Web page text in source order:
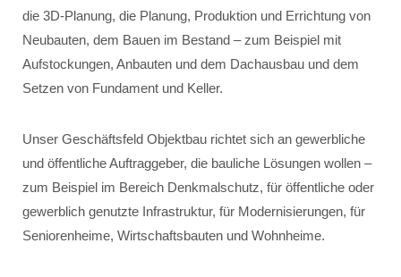
die 3D-Planung, die Planung, Produktion und Errichtung von
Neubauten, dem Bauen im Bestand – zum Beispiel mit
Aufstockungen, Anbauten und dem Dachausbau und dem
Setzen von Fundament und Keller.
Unser Geschäftsfeld Objektbau richtet sich an gewerbliche
und öffentliche Auftraggeber, die bauliche Lösungen wollen –
zum Beispiel im Bereich Denkmalschutz, für öffentliche oder
gewerblich genutzte Infrastruktur, für Modernisierungen, für
Seniorenheime, Wirtschaftsbauten und Wohnheime.